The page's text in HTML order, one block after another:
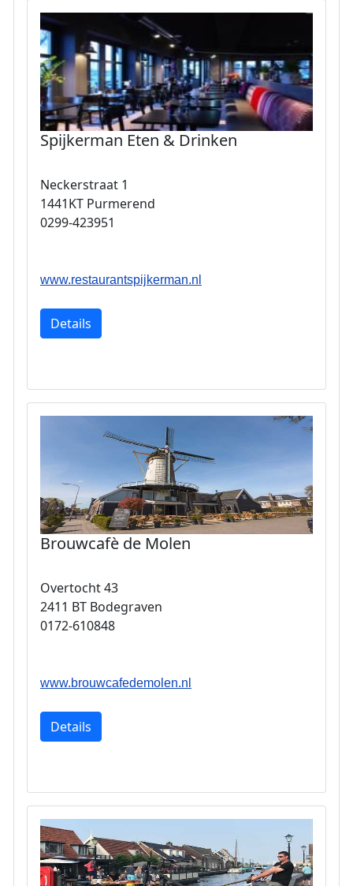
Spijkerman Eten & Drinken
Neckerstraat 1
1441KT Purmerend
0299-423951
www.restaurantspijkerman.nl
Details
Brouwcafè de Molen
Overtocht 43
2411 BT Bodegraven
0172-610848
www.brouwcafedemolen.nl
Details